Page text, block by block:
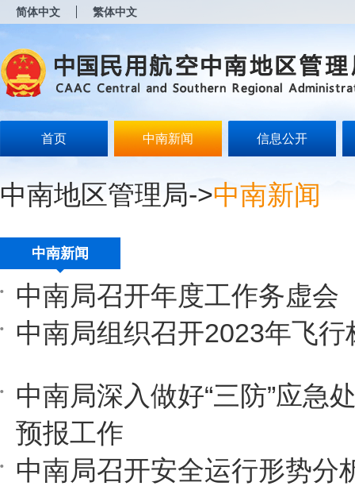
简体中文 繁体中文
首页 中南新闻 信息公开
中南地区管理局->中南新闻
中南新闻
中南局召开年度工作务虚会
中南局组织召开2023年飞行
中南局深入做好“三防”应急
预报工作
中南局召开安全运行形势分
开
无
障
说
Alt
导
式